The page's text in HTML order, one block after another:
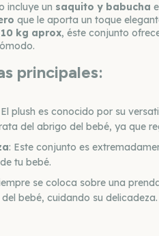
incluye un saquito y babucha
que le aporta un toque
kg aprox, éste conjunto
principales:
plush es conocido por su
del abrigo del bebé, ya que
: Este conjunto es
tu bebé.
se coloca sobre una
bebé, cuidando su delicadeza.